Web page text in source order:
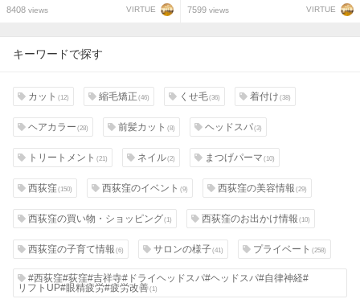
8408 views VIRTUE 7599views VIRTUE
キーワードで探す
カット(12) 縮毛矯正(46) くせ毛(36) 着付け(38)
ヘアカラー(28) 前髪カット(8) ヘッドスパ(3)
トリートメント(21) ネイル(2) まつげパーマ(10)
西荻窪(150) 西荻窪のイベント(9) 西荻窪の美容情報(29)
西荻窪の買い物・ショッピング(1) 西荻窪のお出かけ情報(10)
西荻窪の子育て情報(6) サロンの様子(41) プライベート(258)
#西荻窪#荻窪#吉祥寺#ドライヘッドスパ#ヘッドスパ#自律神経#
リフトUP#眼精疲労#疲労改善(1)